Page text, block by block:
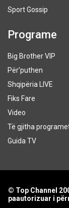
Sport Gossip
Programe
Big Brother VIP
Për’puthen
Shqipëria LIVE
Fiks Fare
Video
Të gjitha
Guida TV
© Top Channel
paautorizuar i